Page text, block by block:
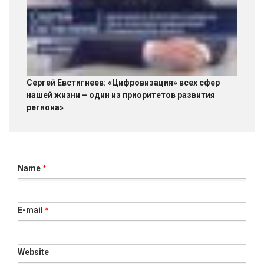
Сергей Евстигнеев: «Цифровизация» всех сфер
нашей жизни – один из приоритетов развития
региона»
Name*
E-mail *
Website